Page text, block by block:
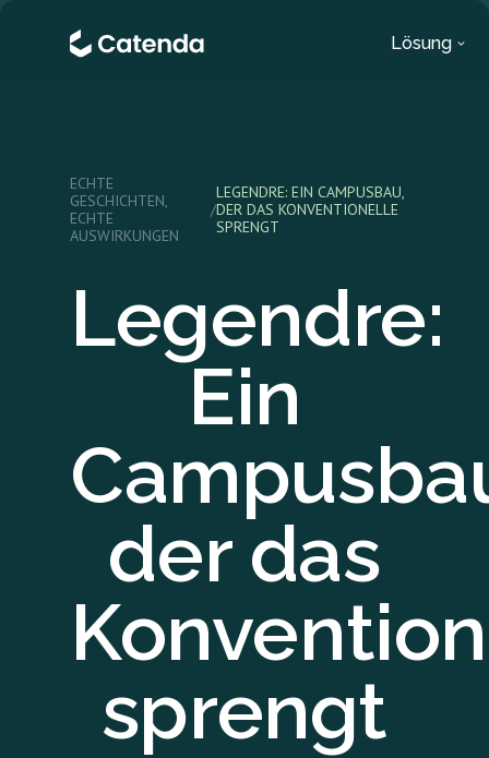
Lösung
ECHTE
GESCHICHTEN,
ECHTE
AUSWIRKUNGEN
/
LEGENDRE: EIN CAMPUSBAU,
DER DAS KONVENTIONELLE
SPRENGT
Legendre:
Ein
der das
sprengt